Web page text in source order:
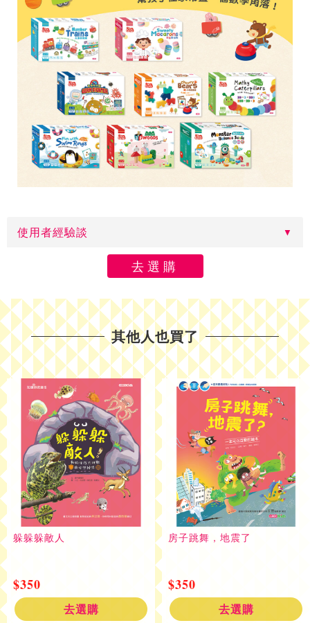
使用者經驗談
去選購
其他人也買了
躲躲躲敵人
$350
去選購
房子跳舞，地震了
$350
去選購